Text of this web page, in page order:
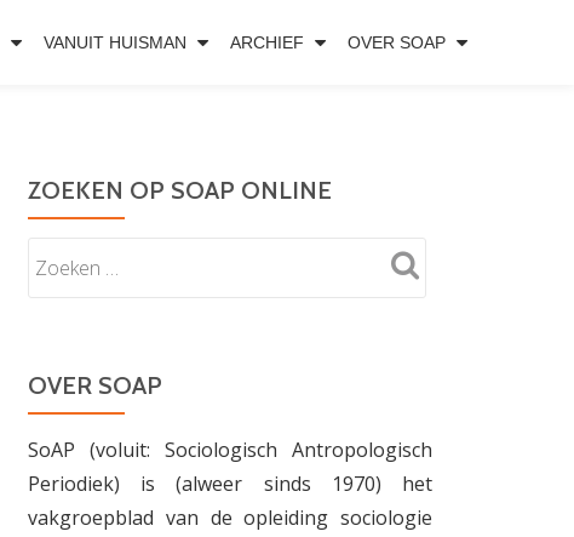
VANUIT HUISMAN ARCHIEF OVER SOAP
ZOEKEN OP SOAP ONLINE
OVER SOAP
SoAP (voluit: Sociologisch Antropologisch
Periodiek) is (alweer sinds 1970) het
vakgroepblad van de opleiding sociologie